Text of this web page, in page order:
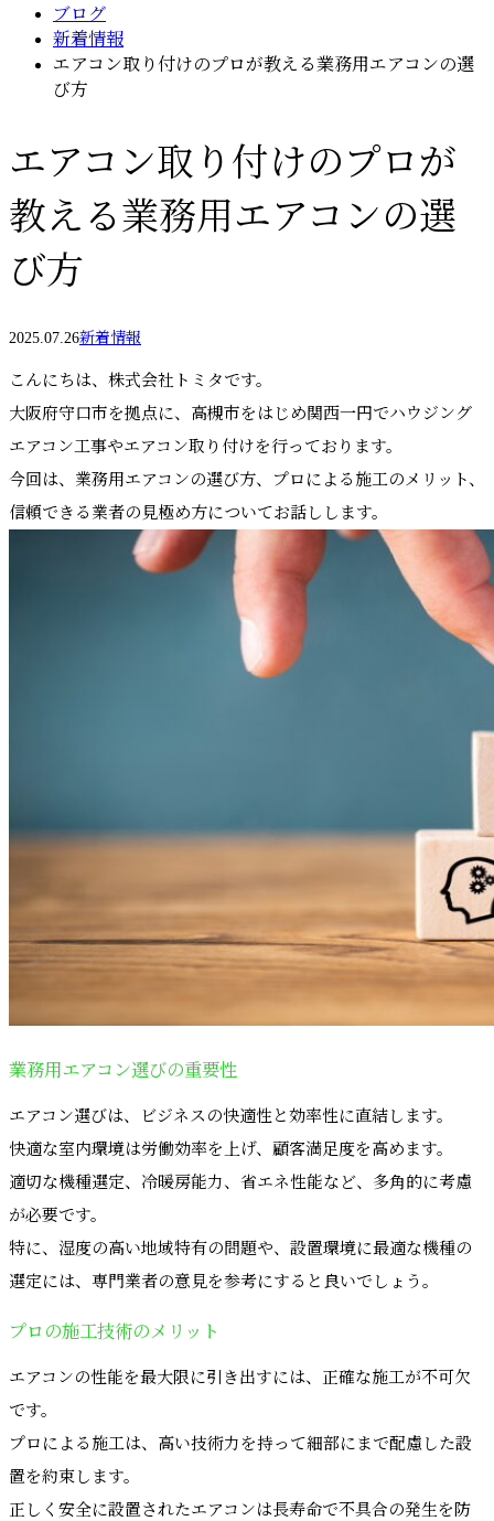
ブログ
新着情報
エアコン取り付けのプロが教える業務用エアコンの選
び方
エアコン取り付けのプロが
教える業務用エアコンの選
び方
2025.07.26新着情報
こんにちは、株式会社トミタです。
大阪府守口市を拠点に、高槻市をはじめ関西一円でハウジング
エアコン工事やエアコン取り付けを行っております。
今回は、業務用エアコンの選び方、プロによる施工のメリット、
信頼できる業者の見極め方についてお話しします。
業務用エアコン選びの重要性
エアコン選びは、ビジネスの快適性と効率性に直結します。
快適な室内環境は労働効率を上げ、顧客満足度を高めます。
適切な機種選定、冷暖房能力、省エネ性能など、多角的に考慮
が必要です。
特に、湿度の高い地域特有の問題や、設置環境に最適な機種の
選定には、専門業者の意見を参考にすると良いでしょう。
プロの施工技術のメリット
エアコンの性能を最大限に引き出すには、正確な施工が不可欠
です。
プロによる施工は、高い技術力を持って細部にまで配慮した設
置を約束します。
正しく安全に設置されたエアコンは長寿命で不具合の発生を防